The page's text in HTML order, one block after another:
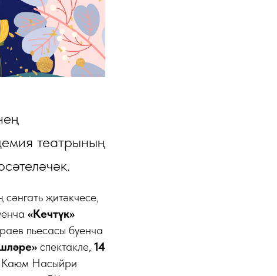
театрының
җитәкчесе,
«Кечтүк»
пьесасы буенча
спектакле, 14
Каюм Насыйри